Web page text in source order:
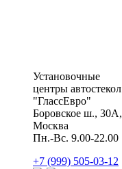
Установочные
центры автостекол
"ГлассЕвро"
Боровское ш., 30А,
Москва
Пн.-Вс. 9.00-22.00
+7 (999) 505-03-12